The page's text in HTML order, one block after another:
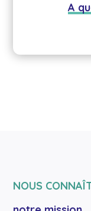
A
NOUS